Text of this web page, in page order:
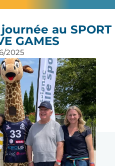
au SPORT
GAMES
2025
de bonne
Comme pour